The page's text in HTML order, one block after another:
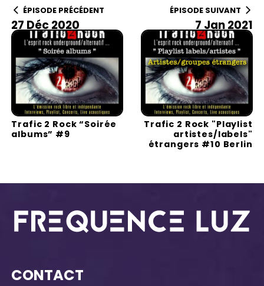
ÉPISODE PRÉCÉDENT
27 Déc 2020
Trafic 2 Rock “Soirée
albums” #9
ÉPISODE SUIVANT
7 Jan 2021
Trafic 2 Rock "Playlist
artistes/labels"
étrangers #10 Berlin
CONTACT